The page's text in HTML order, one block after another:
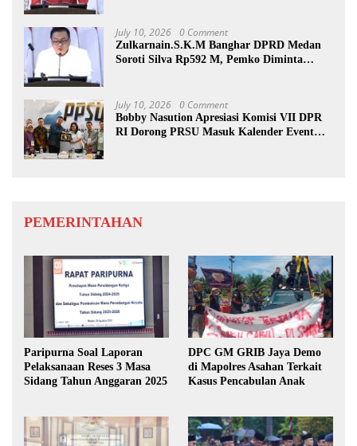
July 10, 2026 0 Comment
Zulkarnain.S.K.M Banghar DPRD Medan
Soroti Silva Rp592 M, Pemko Diminta
July 10, 2026 0 Comment
Bobby Nasution Apresiasi Komisi VII DPR
RI Dorong PRSU Masuk Kalender Event
PEMERINTAHAN
Paripurna Soal Laporan
Pelaksanaan Reses 3 Masa
Sidang Tahun Anggaran 2025
DPC GM GRIB Jaya Demo
di Mapolres Asahan Terkait
Kasus Pencabulan Anak